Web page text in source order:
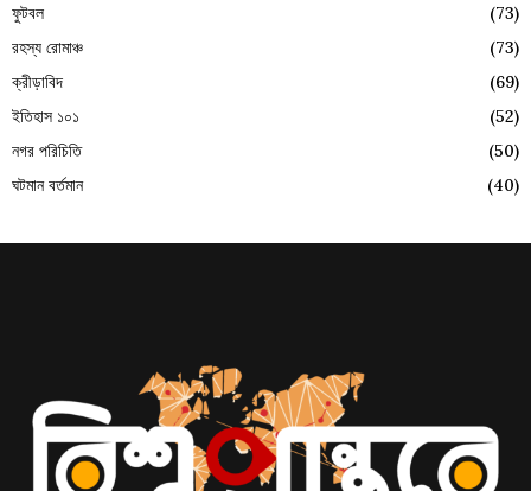
ফুটবল
(73)
রহস্য রোমাঞ্চ
(73)
ক্রীড়াবিদ
(69)
ইতিহাস ১০১
(52)
নগর পরিচিতি
(50)
ঘটমান বর্তমান
(40)